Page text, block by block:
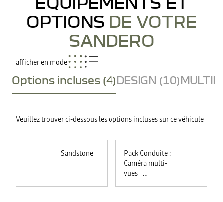
OPTIONS DE VOTRE
SANDERO
afficher en mode
Options incluses (4)DESIGN (10)
Veuillez trouver ci-dessous les options incluses sur ce véhicule
Sandstone
Pack Conduite :
Caméra multi-
vues +